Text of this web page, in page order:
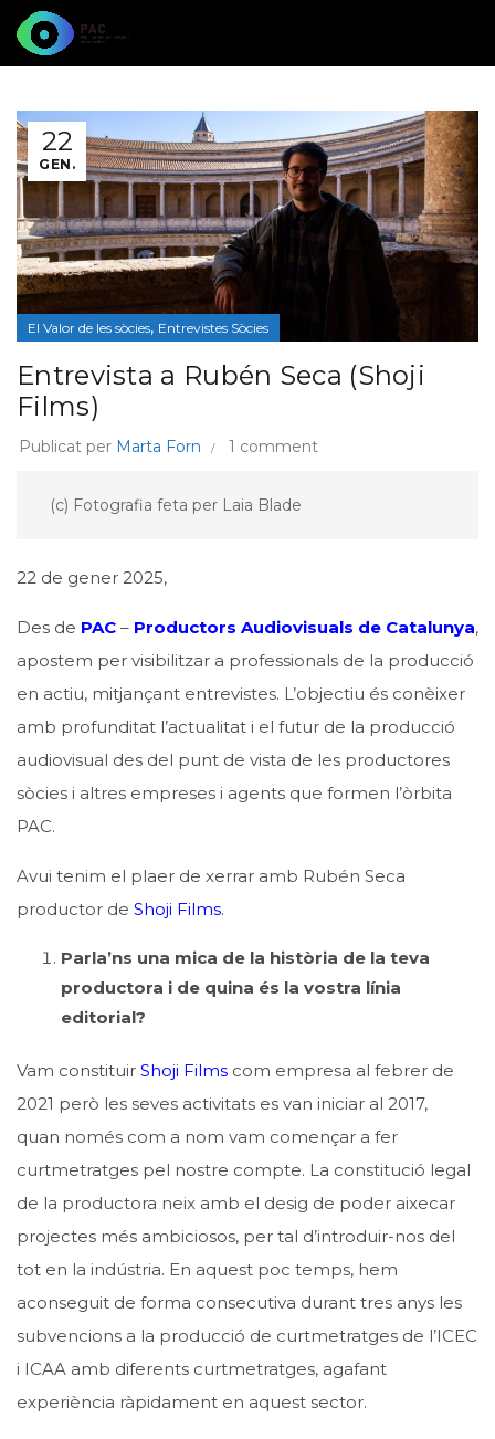
22
GEN.
El Valor de les sòcies, Entrevistes Sòcies
Entrevista a Rubén Seca (Shoji
Films)
Publicat per Marta Forn 1 comment
(c) Fotografia feta per Laia Blade
22 de gener 2025,
Des de PAC – Productors Audiovisuals de Catalunya,
apostem per visibilitzar a professionals de la producció
en actiu, mitjançant entrevistes. L’objectiu és conèixer
amb profunditat l’actualitat i el futur de la producció
audiovisual des del punt de vista de les productores
sòcies i altres empreses i agents que formen l’òrbita
PAC.
Avui tenim el plaer de xerrar amb Rubén Seca
productor de Shoji Films.
Parla’ns una mica de la història de la teva
productora i de quina és la vostra línia
editorial?
Vam constituir Shoji Films com empresa al febrer de
2021 però les seves activitats es van iniciar al 2017,
quan només com a nom vam començar a fer
curtmetratges pel nostre compte. La constitució legal
de la productora neix amb el desig de poder aixecar
projectes més ambiciosos, per tal d’introduir-nos del
tot en la indústria. En aquest poc temps, hem
aconseguit de forma consecutiva durant tres anys les
subvencions a la producció de curtmetratges de l’ICEC
i ICAA amb diferents curtmetratges, agafant
experiència ràpidament en aquest sector.